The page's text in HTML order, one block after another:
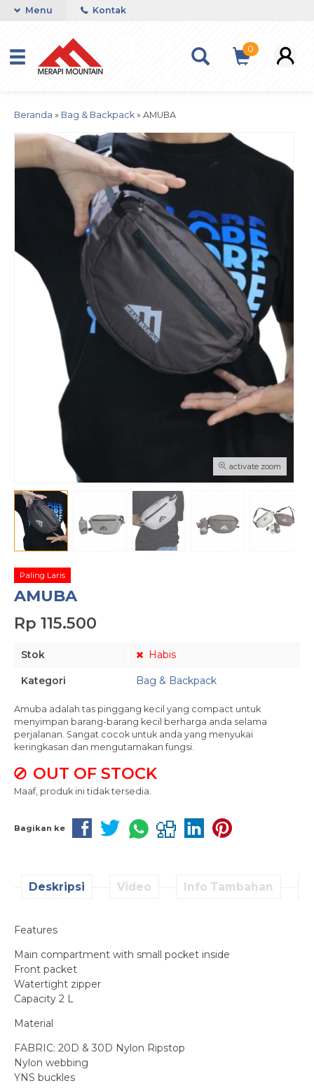
Menu Kontak
0
Beranda » Bag & Backpack » AMUBA
activate zoom
Paling Laris
AMUBA
Rp 115.500
Stok Habis
Kategori Bag & Backpack
Amuba adalah tas pinggang kecil yang compact untuk
menyimpan barang-barang kecil berharga anda selama
perjalanan. Sangat cocok untuk anda yang menyukai
keringkasan dan mengutamakan fungsi.
OUT OF STOCK
Maaf, produk ini tidak tersedia.
Bagikan ke
Deskripsi Video Info Tambahan
Features
Main compartment with small pocket inside
Front packet
Watertight zipper
Capacity 2 L
Material
FABRIC: 20D & 30D Nylon Ripstop
Nylon webbing
YNS buckles